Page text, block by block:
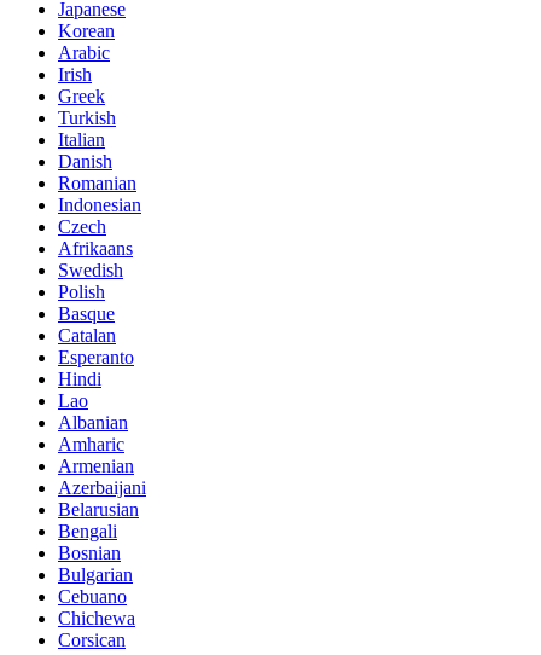
Japanese
Korean
Arabic
Irish
Greek
Turkish
Italian
Danish
Romanian
Indonesian
Czech
Afrikaans
Swedish
Polish
Basque
Catalan
Esperanto
Hindi
Lao
Albanian
Amharic
Armenian
Azerbaijani
Belarusian
Bengali
Bosnian
Bulgarian
Cebuano
Chichewa
Corsican